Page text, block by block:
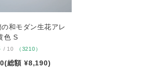
和モダン生花アレ
色 S
/ 10 （3210）
総額 ¥8,190)